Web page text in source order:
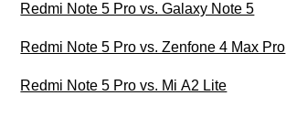
Redmi Note 5 Pro vs. Galaxy Note 5
Redmi Note 5 Pro vs. Zenfone 4 Max Pro
Redmi Note 5 Pro vs. Mi A2 Lite